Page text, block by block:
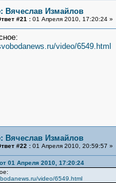
Вячеслав Измайлов
#21 :01 Апреля 2010, 17:20:24 »
video/6549.html
Вячеслав Измайлов
#22 :01 Апреля 2010, 20:59:57 »
01 Апреля 2010, 17:20:24
video/6549.html